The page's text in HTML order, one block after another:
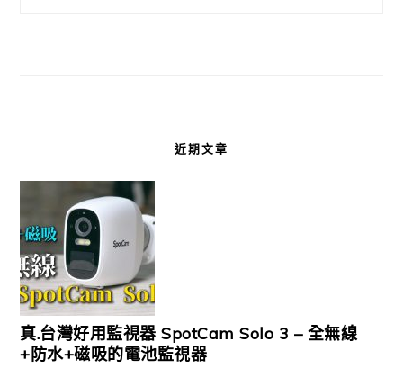
近期文章
真.台灣好用監視器 SpotCam Solo 3 – 全無線
+防水+磁吸的電池監視器